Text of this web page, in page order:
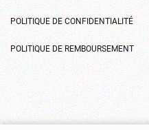
POLITIQUE DE CONFIDENTIALITÉ
POLITIQUE DE REMBOURSEMENT